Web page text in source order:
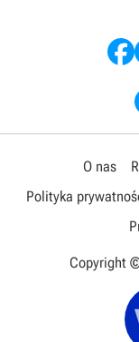
O nas
Polityka
Copyright